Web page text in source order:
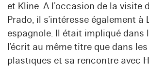
et Kline. A l’occasion de la visite
Prado, il s’intéresse également à
espagnole. Il était impliqué dans
l’écrit au même titre que dans
plastiques et sa rencontre avec